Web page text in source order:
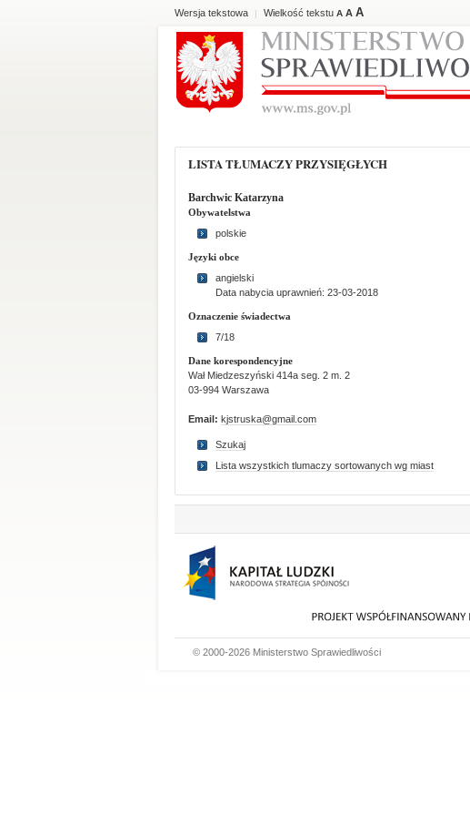
Wersja tekstowa | Wielkość tekstu A A A
LISTA TŁUMACZY PRZYSIĘGŁYCH
Barchwic Katarzyna
Obywatelstwa
polskie
Języki obce
angielski
Data nabycia uprawnień: 23-03-2018
Oznaczenie świadectwa
7/18
Dane korespondencyjne
Wał Miedzeszyński 414a seg. 2 m. 2
03-994 Warszawa
Email: kjstruska@gmail.com
Szukaj
Lista wszystkich tlumaczy sortowanych wg miast
© 2000-2026 Ministerstwo Sprawiedliwości